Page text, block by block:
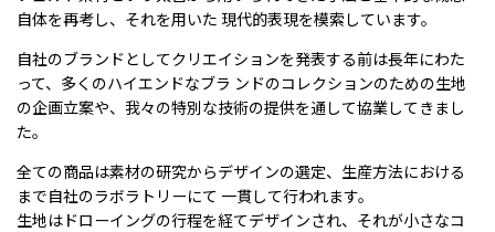
自体を再考し、それを用いた 現代的表現を模索しています。
自社のブランドとしてクリエイションを発表する前は長年にわた
って、多くのハイエンドなブラ ンドのコレクションのための生地
の企画立案や、我々の特別な技術の提供を通して協業してきまし
た。
全ての商品は素材の研究からデザインの選定、生産方法における
まで自社のラボラトリーにて 一貫して行われます。
生地はドローイングの行程を経てデザインされ、それが小さなコ